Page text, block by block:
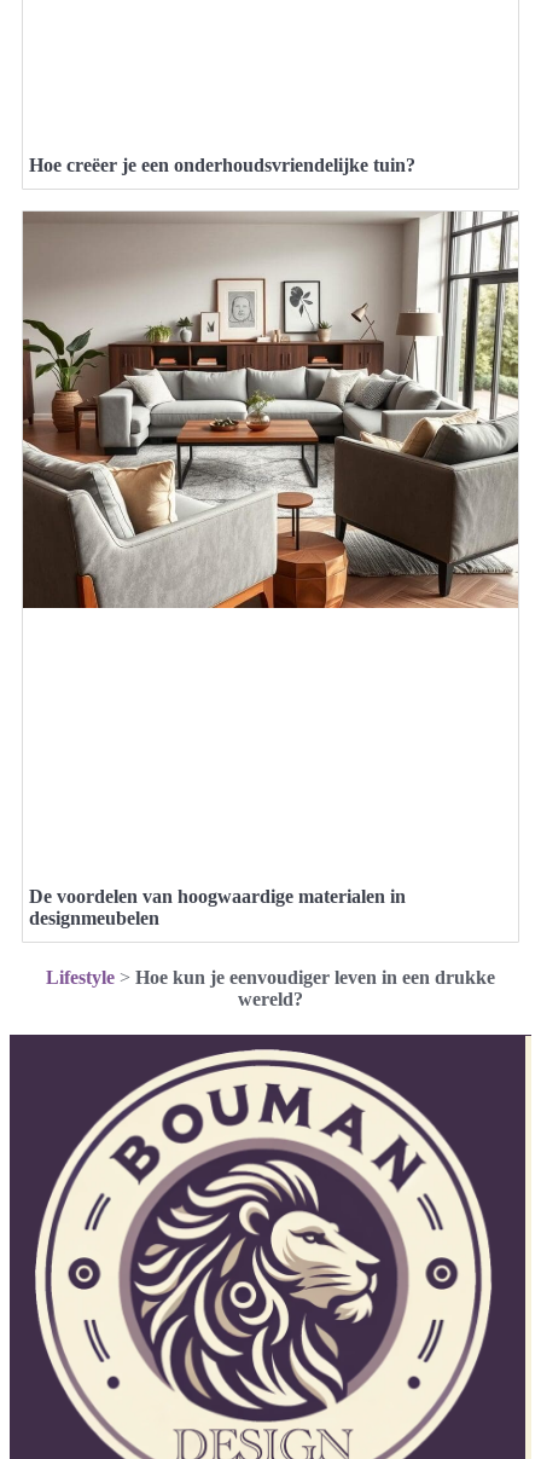
Hoe creëer je een onderhoudsvriendelijke tuin?
De voordelen van hoogwaardige materialen in
designmeubelen
Lifestyle > Hoe kun je eenvoudiger leven in een drukke
wereld?